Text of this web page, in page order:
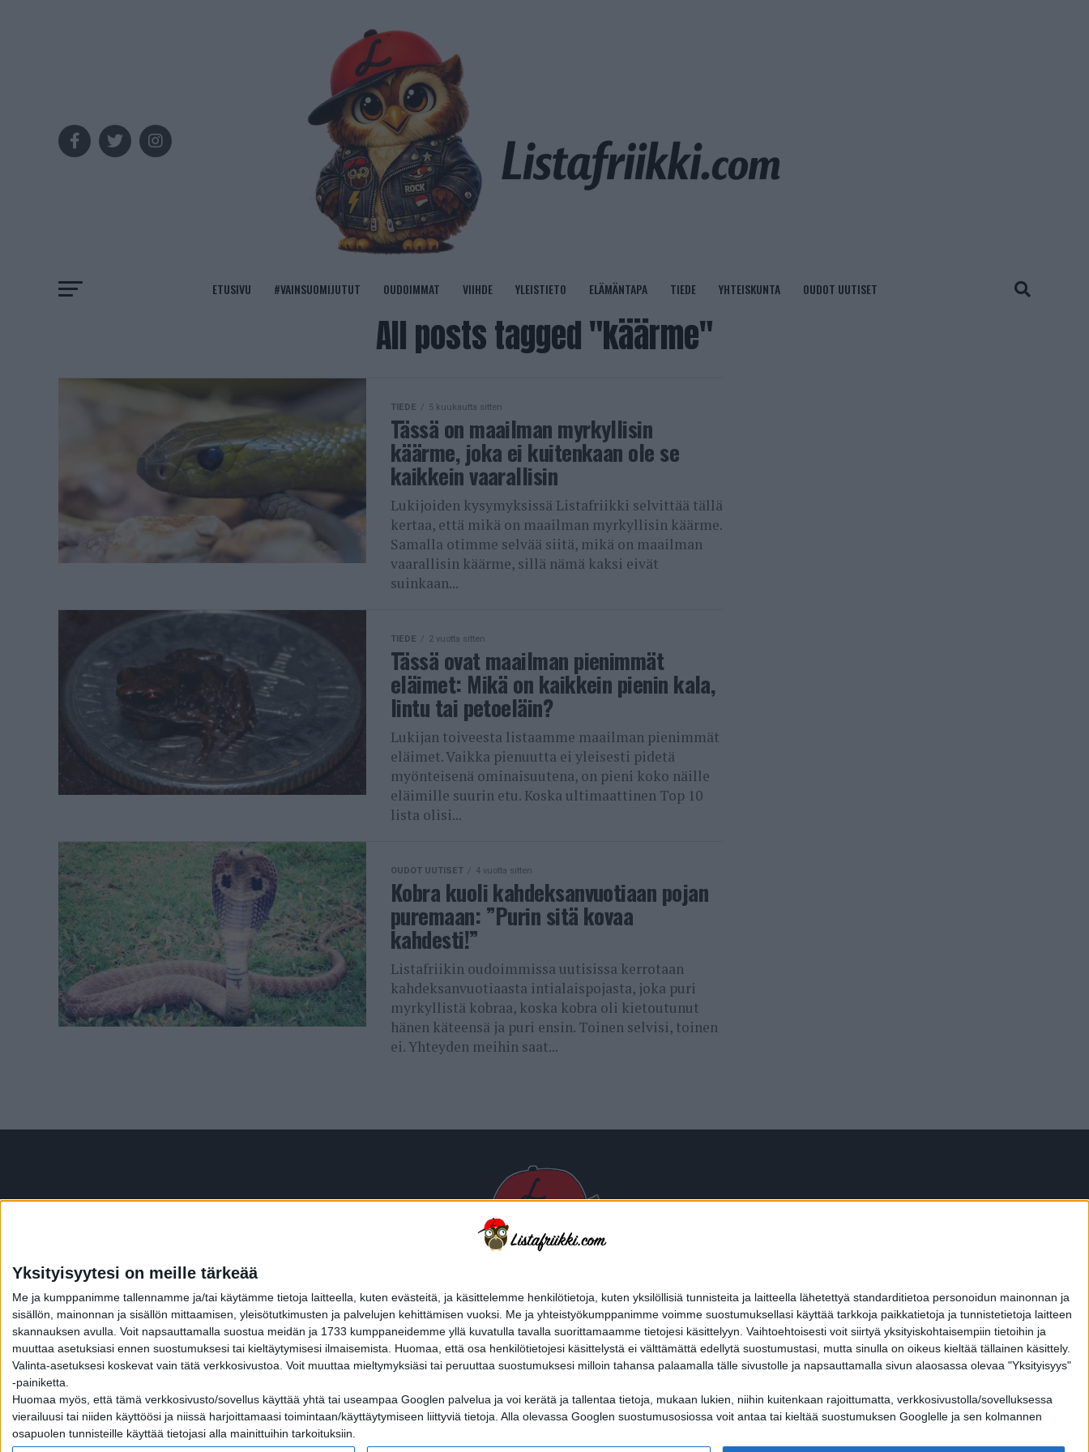
Yksityisyytesi on meille tärkeää
Me ja kumppanimme tallennamme ja/tai käytämme tietoja laitteella, kuten evästeitä, ja käsittelemme henkilötietoja, kuten yksilöllisiä tunnisteita ja laitteella lähetettyä standarditietoa personoidun mainonnan ja
sisällön, mainonnan ja sisällön mittaamisen, yleisötutkimusten ja palvelujen kehittämisen vuoksi. Me ja yhteistyökumppanimme voimme suostumuksellasi käyttää tarkkoja paikkatietoja ja tunnistetietoja laitteen
skannauksen avulla. Voit napsauttamalla suostua meidän ja 1733 kumppaneidemme yllä kuvatulla tavalla suorittamaamme tietojesi käsittelyyn. Vaihtoehtoisesti voit siirtyä yksityiskohtaisempiin tietoihin ja
muuttaa asetuksiasi ennen suostumuksesi tai kieltäytymisesi ilmaisemista.
Huomaa, että osa henkilötietojesi käsittelystä ei välttämättä edellytä suostumustasi, mutta sinulla on oikeus kieltää tällainen käsittely.
Valinta-asetuksesi koskevat vain tätä verkkosivustoa. Voit muuttaa mieltymyksiäsi tai peruuttaa suostumuksesi milloin tahansa palaamalla tälle sivustolle ja napsauttamalla sivun alaosassa olevaa "Yksityisyys"
-painiketta.
Huomaa myös, että tämä verkkosivusto/sovellus käyttää yhtä tai useampaa Googlen palvelua ja voi kerätä ja tallentaa tietoja, mukaan lukien, niihin kuitenkaan rajoittumatta, verkkosivustolla/sovelluksessa
vierailuusi tai niiden käyttöösi ja niissä harjoittamaasi toimintaan/käyttäytymiseen liittyviä tietoja. Alla olevassa Googlen suostumusosiossa voit antaa tai kieltää suostumuksen Googlelle ja sen kolmannen
osapuolen tunnisteille käyttää tietojasi alla mainittuihin tarkoituksiin.
ETUSIVU #VAINSUOMIJUTUT OUDOIMMAT VIIHDE YLEISTIETO ELÄMÄNTAPA TIEDE YHTEISKUNTA OUDOT UUTISET
All posts tagged "käärme"
TIEDE 5 kuukautta sitten
Tässä on maailman myrkyllisin
käärme, joka ei kuitenkaan ole se
kaikkein vaarallisin
Lukijoiden kysymyksissä Listafriikki selvittää tällä
kertaa, että mikä on maailman myrkyllisin käärme.
Samalla otimme selvää siitä, mikä on maailman
vaarallisin käärme, sillä nämä kaksi eivät
suinkaan...
TIEDE 2 vuotta sitten
Tässä ovat maailman pienimmät
eläimet: Mikä on kaikkein pienin kala,
lintu tai petoeläin?
Lukijan toiveesta listaamme maailman pienimmät
eläimet. Vaikka pienuutta ei yleisesti pidetä
myönteisenä ominaisuutena, on pieni koko näille
eläimille suurin etu. Koska ultimaattinen Top 10
lista olisi...
OUDOT UUTISET 4 vuotta sitten
Kobra kuoli kahdeksanvuotiaan pojan
puremaan: ”Purin sitä kovaa
kahdesti!”
Listafriikin oudoimmissa uutisissa kerrotaan
kahdeksanvuotiaasta intialaispojasta, joka puri
myrkyllistä kobraa, koska kobra oli kietoutunut
hänen käteensä ja puri ensin. Toinen selvisi, toinen
ei. Yhteyden meihin saat...
MIKÄ LISTAFRIIKKI? HALUATKO MAINOSTAJAKSI LISTAFRIIKKIIN? TIETOSUOJA JA EVÄSTEET OTA YHTEYTTÄ